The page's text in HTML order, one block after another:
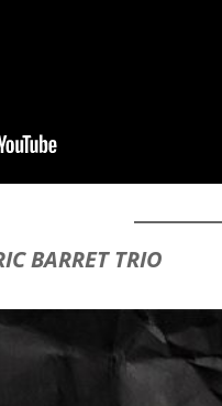
BARRET TRIO